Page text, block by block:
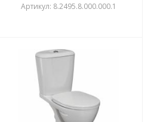
Артикул: 8.2495.8.000.000.1